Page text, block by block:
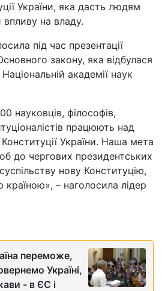
України, яка дасть людям
впливу на владу.
під час презентації
закону, яка відбулася
академії наук
науковців, філософів,
працюють над
України. Наша мета
до чергових президентських
нову Конституцію,
країною», – наголосила лідер
переможе,
Україні,
- в ЄС і